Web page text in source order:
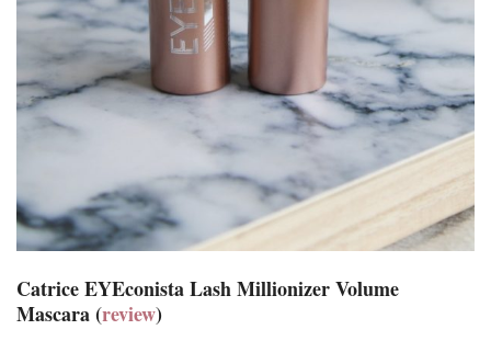
Catrice EYEconista Lash Millionizer Volume
Mascara (review)